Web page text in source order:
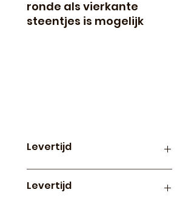
ronde als vierkante
steentjes is mogelijk
Levertijd
paintings op canvas is
Levertijd